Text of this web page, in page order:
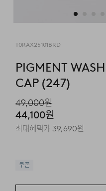
T0RAX25101BRD
PIGMENT
CAP (247)
44,100원
49,000원
최대혜택가 39,690원
쿠폰